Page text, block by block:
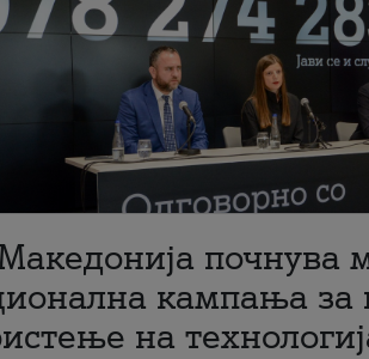
почнува
кампања за
на